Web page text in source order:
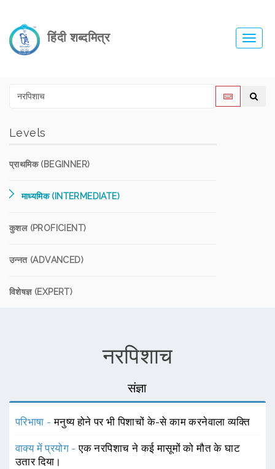
हिंदी शब्दमित्र
Levels
प्राथमिक (BEGINNER)
माध्यमिक (INTERMEDIATE)
कुशल (PROFICIENT)
उन्नत (ADVANCED)
विशेषज्ञ (EXPERT)
नरपिशाच
संज्ञा
परिभाषा -मनुष्य होने पर भी पिशाचों के-से काम करनेवाला व्यक्ति
वाक्य में प्रयोग -एक नरपिशाच ने कई मासूमों को मौत के घाट
उतार दिया।